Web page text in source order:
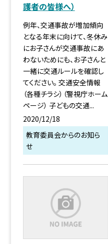
護者の皆様へ）
例年、交通事故が増加傾向
となる年末に向けて、冬休み
にお子さんが交通事故にあ
わないためにも、お子さんと
一緒に交通ルールを確認し
てください。 交通安全情報
（各種チラシ）（警視庁ホーム
ページ） 子どもの交通...
2020/12/18
教育委員会からのお知ら
せ